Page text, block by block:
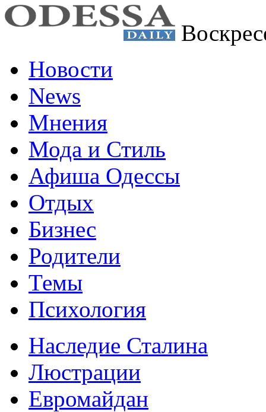
Новости
News
Мнения
Мода и Стиль
Афиша Одессы
Отдых
Бизнес
Родители
Темы
Психология
Наследие Сталина
Люстрации
Евромайдан